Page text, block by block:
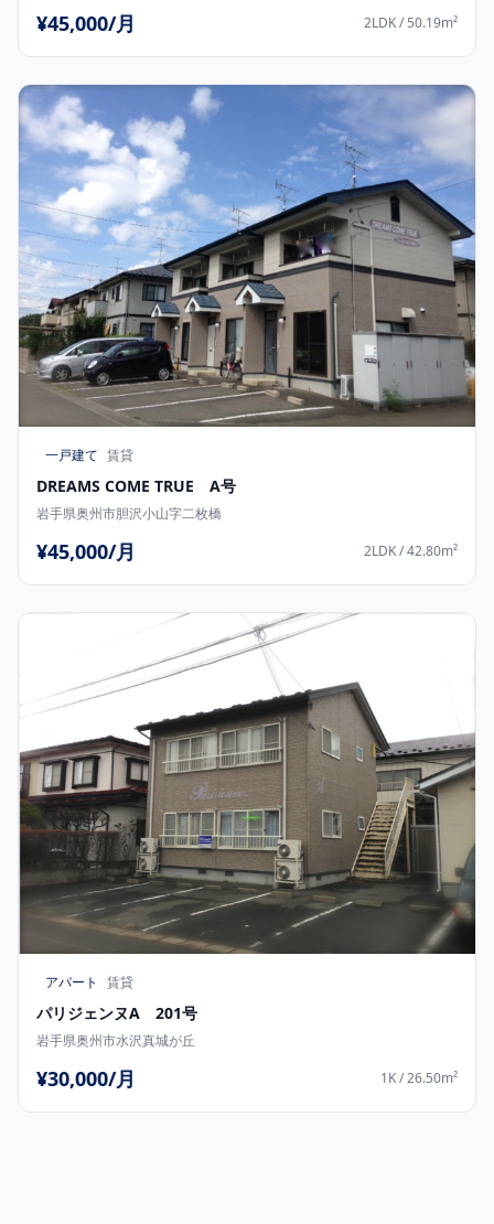
¥45,000/月 2LDK / 50.19m²
一戸建て 賃貸
DREAMS COME TRUE A号
岩手県奥州市胆沢小山字二枚橋
¥45,000/月 2LDK / 42.80m²
アパート 賃貸
パリジェンヌA 201号
岩手県奥州市水沢真城が丘
¥30,000/月 1K / 26.50m²